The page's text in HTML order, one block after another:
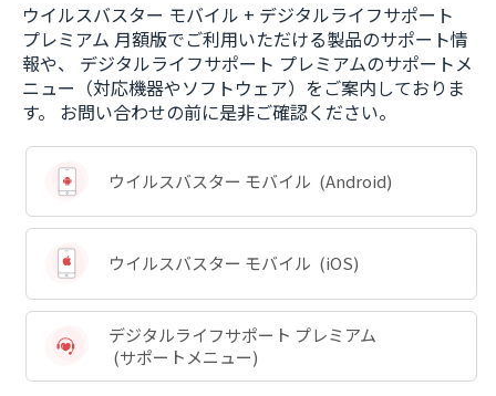
ウイルスバスター モバイル + デジタルライフサポート
プレミアム 月額版でご利用いただける製品のサポート情
報や、 デジタルライフサポート プレミアムのサポートメ
ニュー（対応機器やソフトウェア）をご案内しておりま
す。 お問い合わせの前に是非ご確認ください。
ウイルスバスター モバイル (Android)
ウイルスバスター モバイル (iOS)
デジタルライフサポート プレミアム
(サポートメニュー)